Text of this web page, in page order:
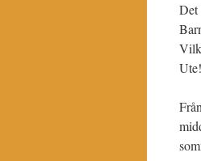
Det
Ute!